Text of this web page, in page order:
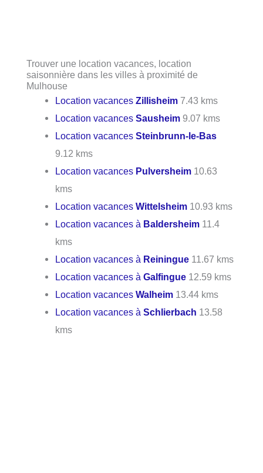
Trouver une location vacances, location
saisonnière dans les villes à proximité de
Mulhouse
Location vacancesZillisheim 7.43 kms
Location vacancesSausheim 9.07 kms
Location vacancesSteinbrunn-le-Bas
9.12 kms
Location vacances Pulversheim 10.63
kms
Location vacancesWittelsheim 10.93 kms
Location vacances à Baldersheim 11.4
kms
Location vacances à Reiningue 11.67 kms
Location vacances àGalfingue 12.59 kms
Location vacancesWalheim 13.44 kms
Location vacances àSchlierbach 13.58
kms